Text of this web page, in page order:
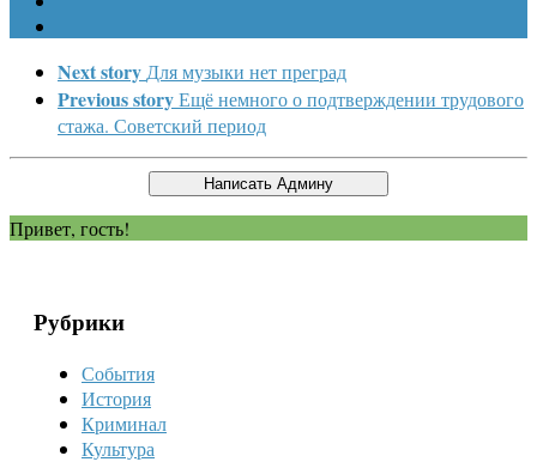
Next story Для музыки нет преград
Previous storyЕщё немного о подтверждении трудового
стажа. Советский период
Привет, гость!
Рубрики
События
История
Криминал
Культура